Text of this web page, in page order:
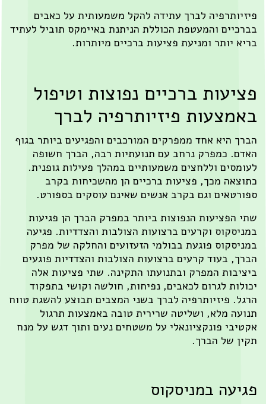
לברך עתידה להקל משמעותית על כאבים
והמעטפת הכוללת הניתנת באיימקס תוביל לעתיד
יותר ומניעת פציעות ברכיים מיותרות.
ברכיים נפוצות וטיפול
פיזיותרפיה לברך
היא אחד ממפרקים המורכבים והפגיעים ביותר בגוף
כמפרק נרחב עם תנועתיות רבה, הברך חשופה
וללחצים משמעותיים במהלך פעילות גופנית.
מכך, פציעות ברכיים הן מהשכיחות בקרב
וגם בקרב אנשים שאינם עוסקים בספורט.
הפציעות הנפוצות ביותר במפרק הברך הן פגיעות
וקרעים ברצועות הצולבות והצדדיות. פגיעה
פוגעת בבולמי הזעזועים והחלקה של מפרק
בעוד קרעים ברצועות הצולבות והצדדיות פוגעים
המפרק ובתנועתו התקינה. שתי פציעות אלה
לגרום לכאבים, נפיחות, חולשה וקושי בתפקוד
פיזיותרפיה לברך בשני המצבים תבוצע להשגת טווח
מלא, ושליטה שרירית טובה באמצעות תרגול
פונקציונאלי על משטחים נעים ותוך דגש על מנח
של הברך.
במניסקוס